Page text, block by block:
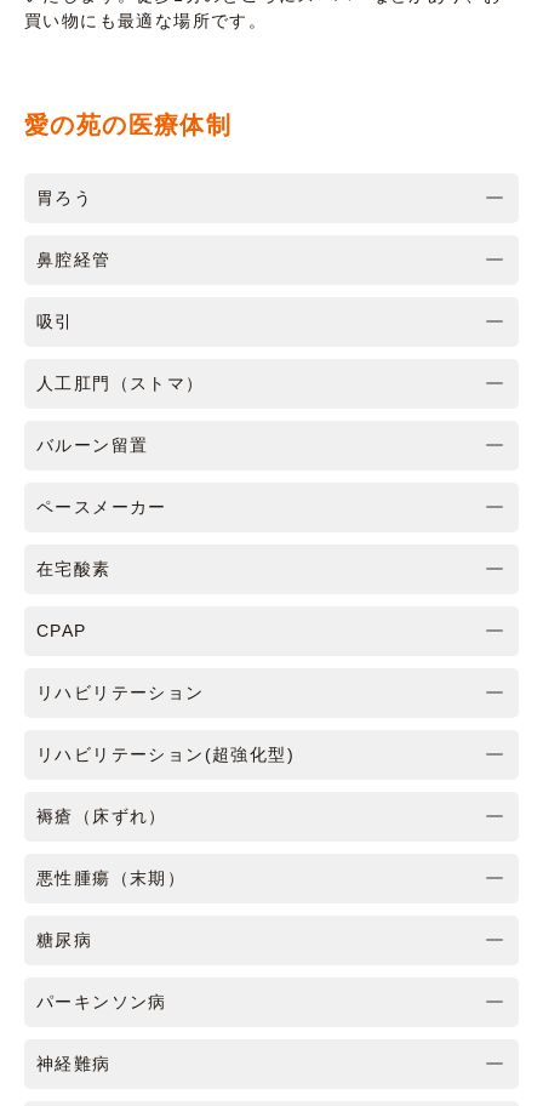
買い物にも最適な場所です。
愛の苑の医療体制
胃ろう
鼻腔経管
吸引
人工肛門（ストマ）
バルーン留置
ペースメーカー
在宅酸素
CPAP
リハビリテーション
リハビリテーション(超強化型)
褥瘡（床ずれ）
悪性腫瘍（末期）
糖尿病
パーキンソン病
神経難病